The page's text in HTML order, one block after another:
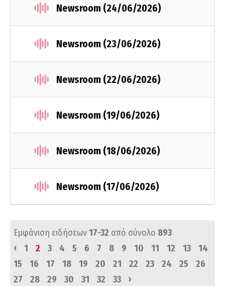
Newsroom (24/06/2026)
Newsroom (23/06/2026)
Newsroom (22/06/2026)
Newsroom (19/06/2026)
Newsroom (18/06/2026)
Newsroom (17/06/2026)
Εμφάνιση ειδήσεων17-32 από σύνολο 893
‹
1 2 3 4 5 6 7 8 9 10 11 12 13
14
15
16 17 18 19 20 21 22 23 24 25
26
27
28 29 30 31 32 33 ›